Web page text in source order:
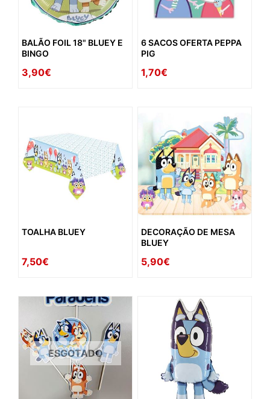
BALÃO FOIL 18" BLUEY E
BINGO
3,90€
6 SACOS OFERTA PEPPA
PIG
1,70€
TOALHA BLUEY
7,50€
DECORAÇÃO DE MESA
BLUEY
5,90€
ESGOTADO